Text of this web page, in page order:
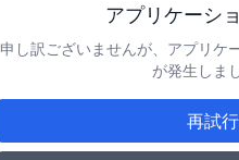
アプリケーシ
申し訳ございませんが、アプリケ
が発生しま
再試行